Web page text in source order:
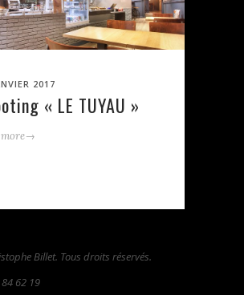
2017
« LE TUYAU »
more→
Billet. Tous droits réservés.
62 19